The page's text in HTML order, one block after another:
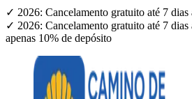
✓ 2026: Cancelamento gratuito até 7
✓ 2026: Cancelamento gratuito até 7
apenas 10% de depósito